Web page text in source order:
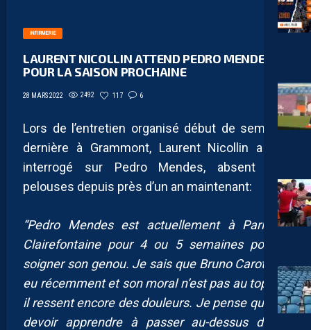
INFIRMERIE
LAURENT NICOLLIN ATTEND PEDRO MENDES
POUR LA SAISON PROCHAINE
28 MARS 2022 2492 117 6
Lors de l’entretien organisé début de semaine
dernière à Grammont, Laurent Nicollin a été
interrogé sur Pedro Mendes, absent des
pelouses depuis près d’un an maintenant:
“Pedro Mendes est actuellement à Paris, à
Clairefontaine pour 4 ou 5 semaines pour y
soigner son genou. Je sais que Bruno Carotti l’a
eu récemment et son moral n’est pas au top car
il ressent encore des douleurs. Je pense qu’il va
devoir apprendre à passer au-dessus de la